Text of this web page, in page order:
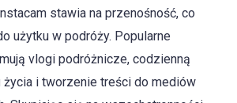
stawia na przenośność, co
użytku w podróży. Popularne
vlogi podróżnicze, codzienną
życia i tworzenie treści do mediów